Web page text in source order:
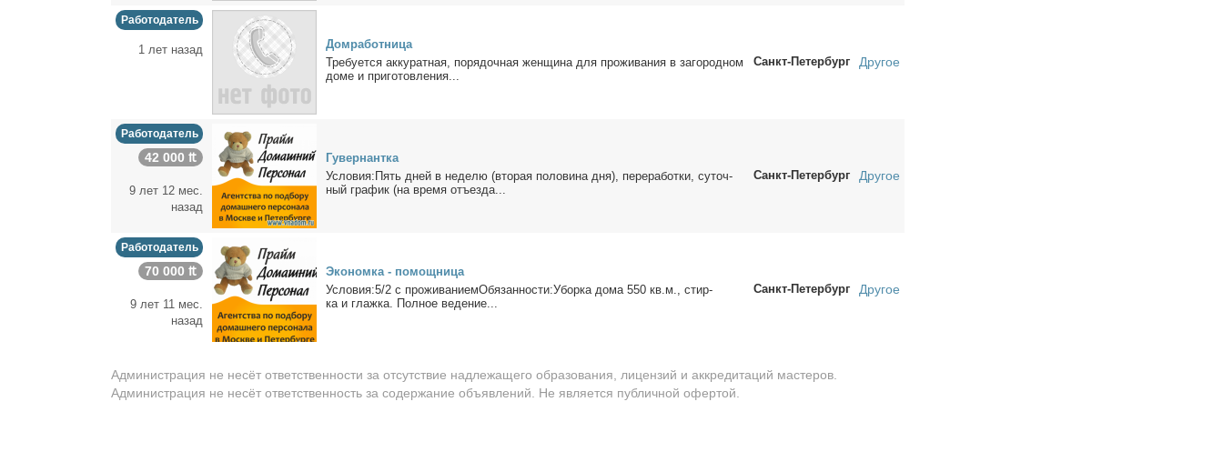
Работодатель
1 лет назад
Дом­ра­бот­ни­ца
Тре­бу­ет­ся ак­ку­рат­ная, по­ря­доч­ная жен­щи­на для про­жи­ва­ния в за­го­род­ном
до­ме и при­го­тов­ле­ния...
Санкт-Петербург Другое
Работодатель
42 000 ₶
9 лет 12 мес.
назад
Гу­вер­нант­ка
Усло­вия:Пять дней в неде­лю (вто­рая по­ло­ви­на дня), пе­ре­ра­бот­ки, су­точ­
ный гра­фик (на вре­мя отъ­ез­да...
Санкт-Петербург Другое
Работодатель
70 000 ₶
9 лет 11 мес.
назад
Эко­ном­ка - по­мощ­ни­ца
Усло­вия:5/2 с проживаниемОбязанности:Убор­ка до­ма 550 кв.м., стир­
ка и глаж­ка. Пол­ное ве­де­ние...
Санкт-Петербург Другое
Администрация не несёт ответственности за отсутствие надлежащего образования, лицензий и аккредитаций мастеров.
Администрация не несёт ответственность за содержание объявлений. Не является публичной офертой.